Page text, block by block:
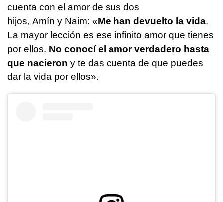
cuenta con el amor de sus dos
hijos, Amín y Naim: «Me han devuelto la vida.
La mayor lección es ese infinito amor que tienes
por ellos. No conocí el amor verdadero hasta
que nacieron y te das cuenta de que puedes
dar la vida por ellos».